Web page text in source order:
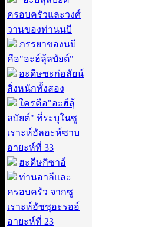
ครอบครัวและวงศ์
วานของท่านนบี
ภรรยาของนบี
คือ"อะฮ์ลุ้ลบัยต์"
ฮะดีษซะก่อลัยน์
สิ่งหนักทั้งสอง
ใครคือ"อะฮ์ลุ้
ลบัยต์" ที่ระบุในซู
เราะห์อัลอะห์ซาบ
อายะห์ที่ 33
ฮะดีษกิซาอ์
ท่านอาลีและ
ครอบครัว จากซู
เราะห์อัซชุอะรออ์
อายะห์ที่ 23